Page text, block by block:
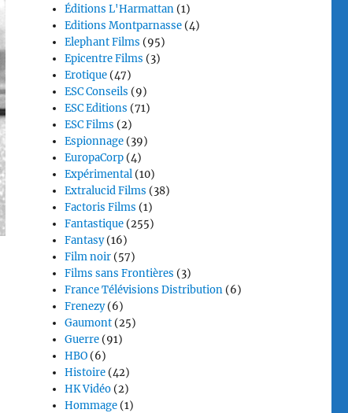
Éditions L'Harmattan (1)
Editions Montparnasse (4)
Elephant Films (95)
Epicentre Films (3)
Erotique (47)
ESC Conseils (9)
ESC Editions (71)
ESC Films (2)
Espionnage (39)
EuropaCorp (4)
Expérimental (10)
Extralucid Films (38)
Factoris Films (1)
Fantastique (255)
Fantasy(16)
Film noir (57)
Films sans Frontières (3)
France Télévisions Distribution (6)
Frenezy(6)
Gaumont (25)
Guerre (91)
HBO (6)
Histoire (42)
HK Vidéo (2)
Hommage (1)